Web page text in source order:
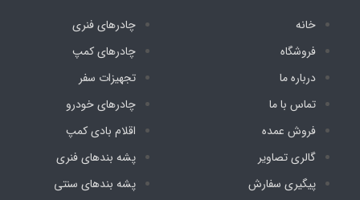
خانه
فروشگاه
درباره ما
تماس با ما
فروش عمده
گالری تصاویر
پیگیری سفارش
چادرهای فنری
چادرهای کمپ
تجهیزات سفر
چادرهای خودرو
اقلام بادی کمپ
پشه‌ بندهای فنری
پشه‌ بندهای سنتی